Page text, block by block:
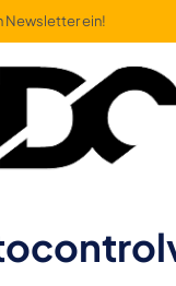
Newsletter ein!